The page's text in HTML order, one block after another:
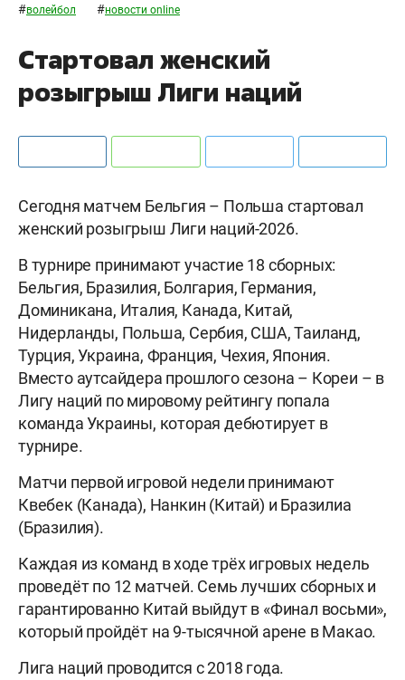
#волейбол #новости online
Стартовал женский
розыгрыш Лиги наций
Сегодня матчем Бельгия – Польша стартовал
женский розыгрыш Лиги наций-2026.
В турнире принимают участие 18 сборных:
Бельгия, Бразилия, Болгария, Германия,
Доминикана, Италия, Канада, Китай,
Нидерланды, Польша, Сербия, США, Таиланд,
Турция, Украина, Франция, Чехия, Япония.
Вместо аутсайдера прошлого сезона – Кореи – в
Лигу наций по мировому рейтингу попала
команда Украины, которая дебютирует в
турнире.
Матчи первой игровой недели принимают
Квебек (Канада), Нанкин (Китай) и Бразилиа
(Бразилия).
Каждая из команд в ходе трёх игровых недель
проведёт по 12 матчей. Семь лучших сборных и
гарантированно Китай выйдут в «Финал восьми»,
который пройдёт на 9-тысячной арене в Макао.
Лига наций проводится с 2018 года.